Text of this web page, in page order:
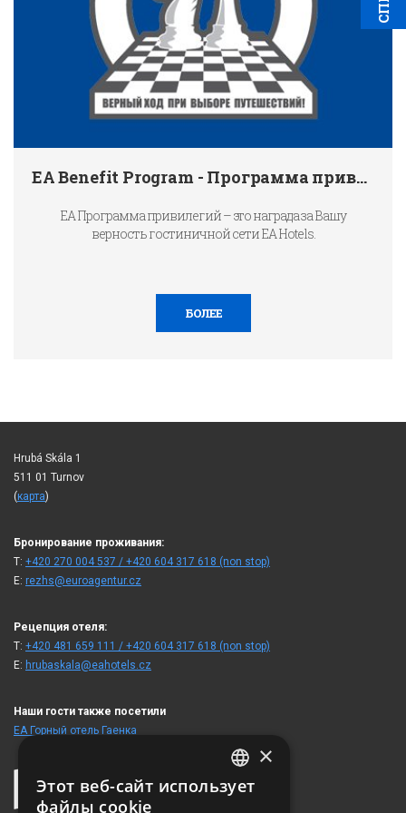
EA Benefit Program - Программа привилегий
EA Программа привилегий – это награда за Вашу
верность гостиничной сети EA Hotels.
БОЛЕЕ
Hrubá Skála 1
511 01 Turnov
(карта)
Бронирование проживания:
T: +420 270 004 537 / +420 604 317 618 (non stop)
E: rezhs@euroagentur.cz
Рецепция отеля:
T: +420 481 659 111 / +420 604 317 618 (non stop)
E: hrubaskala@eahotels.cz
Наши гости также посетили
ЕА Горный отель Гаенка
CZECH
×
Этот веб-сайт использует
файлы cookie